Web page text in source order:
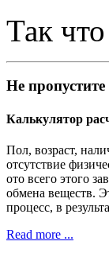
Так
Не пропустите
Калькулятор
Пол, возраст,
отсутствие
ото всего этого
обмена веществ.
процесс, в
Read more ...